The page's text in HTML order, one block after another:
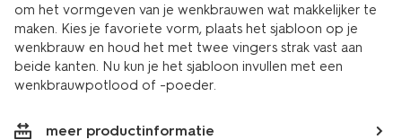
om het vormgeven van je wenkbrauwen wat makkelijker te
maken. Kies je favoriete vorm, plaats het sjabloon op je
wenkbrauw en houd het met twee vingers strak vast aan
beide kanten. Nu kun je het sjabloon invullen met een
wenkbrauwpotlood of -poeder.
meer productinformatie